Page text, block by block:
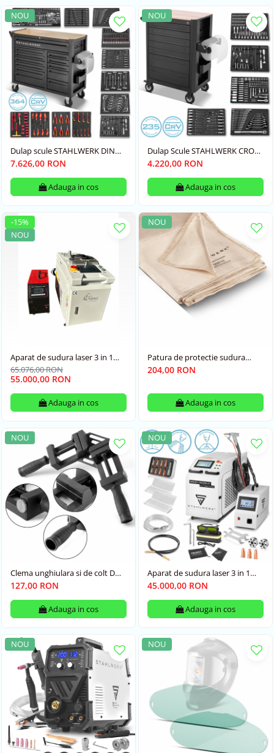
NOU
Dulap scule STAHLWERK DINO
echipat cu 364 de scule
7.626,00 RON
Adauga in cos
NOU
Dulap Scule STAHLWERK CROW
echipat cu 235 de scule
4.220,00 RON
Adauga in cos
-15%
NOU
Aparat de sudura laser 3 in 1
WL2000 Doublewobbler
65.076,00 RON
55.000,00 RON
Adauga in cos
NOU
Patura de protectie sudura
200x200 cm din fibra de sticla
Stahlwerk
204,00 RON
Adauga in cos
NOU
Clema unghiulara si de colt DW
90 St Stahlwerk
127,00 RON
Adauga in cos
NOU
Aparat de sudura laser 3 in 1
Stahlwerk WCD- 1500w Laser
Pro
45.000,00 RON
Adauga in cos
NOU NOU